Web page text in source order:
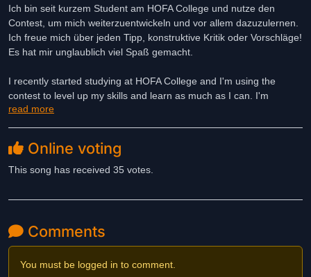
Ich bin seit kurzem Student am HOFA College und nutze den
Contest, um mich weiterzuentwickeln und vor allem dazuzulernen.
Ich freue mich über jeden Tipp, konstruktive Kritik oder Vorschläge!
Es hat mir unglaublich viel Spaß gemacht.
I recently started studying at HOFA College and I'm using the
contest to level up my skills and learn as much as I can. I'm
grateful for any tips, constructive feedback, or suggestions you
read more
Online voting
This song has received 35 votes.
Comments
You must be logged in to comment.